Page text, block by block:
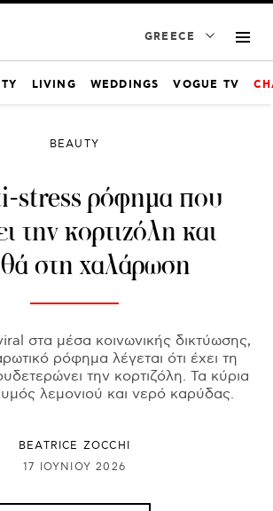
GREECE
LIVING WEDDINGS VOGUE TV
BEAUTY
stress ρόφημα που
την κορτιζόλη και
στη χαλάρωση
στα μέσα κοινωνικής δικτύωσης,
ρόφημα λέγεται ότι έχει τη
την κορτιζόλη. Τα κύρια
λεμονιού και νερό καρύδας.
BEATRICE ZOCCHI
17 ΙΟΥΝΊΟΥ 2026